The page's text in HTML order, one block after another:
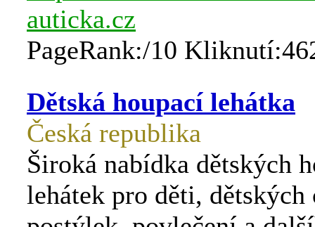
auticka.cz
PageRank:/10
Dětská houpací lehátka
Česká republika
Široká nabídka dětských
lehátek pro děti, dětských